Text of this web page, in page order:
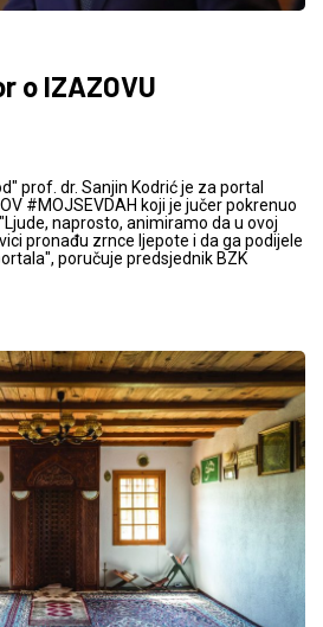
o IZAZOVU
prof. dr. Sanjin Kodrić je za portal
#MOJSEVDAH koji je jučer pokrenuo
naprosto, animiramo da u ovoj
pronađu zrnce ljepote i da ga podijele
poručuje predsjednik BZK